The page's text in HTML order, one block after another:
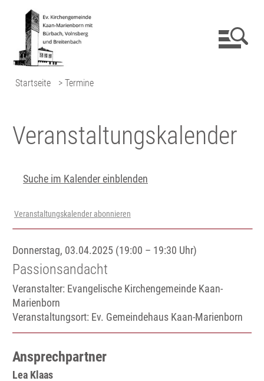
Startseite > Termine
Veranstaltungs­kalender
Suche im Kalender einblenden
Veranstaltungskalender abonnieren
Donnerstag, 03.04.2025 (19:00 – 19:30 Uhr)
Passionsandacht
Veranstalter: Evangelische Kirchengemeinde Kaan-
Marienborn
Veranstaltungsort: Ev. Gemeindehaus Kaan-Marienborn
Ansprechpartner
Lea Klaas